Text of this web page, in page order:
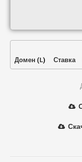
Домен (L) Ставка